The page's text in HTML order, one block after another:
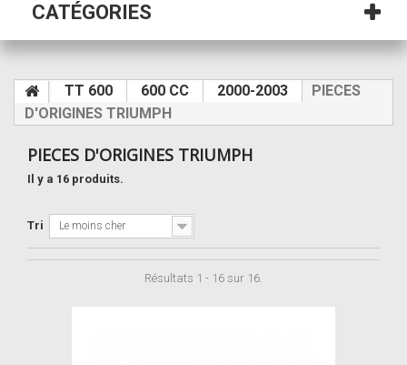
CATÉGORIES
TT 600 600 CC 2000-2003
PIECES
D'ORIGINES TRIUMPH
PIECES D'ORIGINES TRIUMPH
Il y a 16 produits.
Tri Le moins cher
Résultats 1 - 16 sur 16.